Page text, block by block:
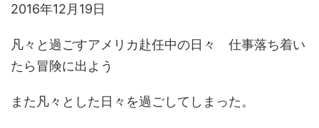
2016年12月19日
凡々と過ごすアメリカ赴任中の日々 仕事落ち着い
たら冒険に出よう
また凡々とした日々を過ごしてしまった。